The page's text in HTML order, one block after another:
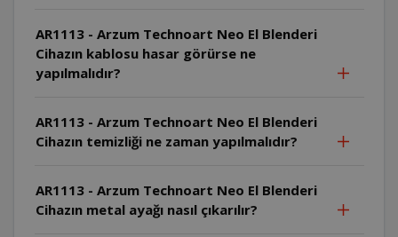
AR1113 - Arzum Technoart Neo El Blenderi
Cihazın kablosu hasar görürse ne
yapılmalıdır?
AR1113 - Arzum Technoart Neo El Blenderi
Cihazın temizliği ne zaman yapılmalıdır?
AR1113 - Arzum Technoart Neo El Blenderi
Cihazın metal ayağı nasıl çıkarılır?